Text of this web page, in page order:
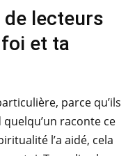
de lecteurs
et ta
parce qu’ils
raconte ce
l’a aidé, cela